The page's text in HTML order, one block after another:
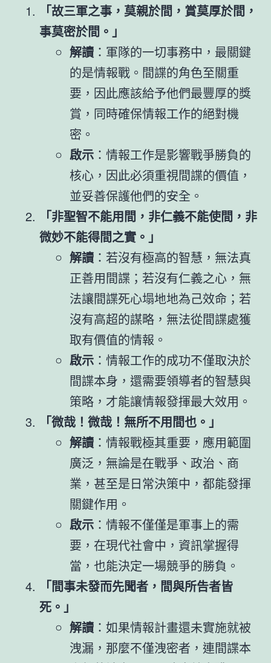
「故三軍之事，莫親於間，賞莫厚於間，
事莫密於間。」
解讀 ：軍隊的一切事務中，最關鍵
的是情報戰。間諜的角色至關重
要，因此應該給予他們最豐厚的獎
賞，同時確保情報工作的絕對機
密。
啟示 ：情報工作是影響戰爭勝負的
核心，因此必須重視間諜的價值，
並妥善保護他們的安全。
「非聖智不能用間，非仁義不能使間，非
微妙不能得間之實。」
解讀 ：若沒有極高的智慧，無法真
正善用間諜；若沒有仁義之心，無
法讓間諜死心塌地地為己效命；若
沒有高超的謀略，無法從間諜處獲
取有價值的情報。
啟示 ：情報工作的成功不僅取決於
間諜本身，還需要領導者的智慧與
策略，才能讓情報發揮最大效用。
「微哉！微哉！無所不用間也。」
解讀 ：情報戰極其重要，應用範圍
廣泛，無論是在戰爭、政治、商
業，甚至是日常決策中，都能發揮
關鍵作用。
啟示 ：情報不僅僅是軍事上的需
要，在現代社會中，資訊掌握得
當，也能決定一場競爭的勝負。
「間事未發而先聞者，間與所告者皆
死。」
解讀 ：如果情報計畫還未實施就被
洩漏，那麼不僅洩密者，連間諜本